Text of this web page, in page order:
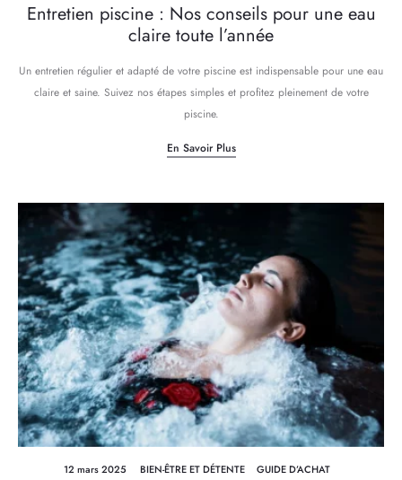
Entretien piscine : Nos conseils pour une eau
claire toute l’année
Un entretien régulier et adapté de votre piscine est indispensable pour une eau
claire et saine. Suivez nos étapes simples et profitez pleinement de votre
piscine.
En Savoir Plus
12 mars 2025 BIEN-ÊTRE ET DÉTENTE GUIDE D’ACHAT